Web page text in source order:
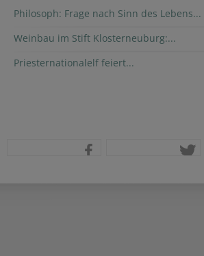
Philosoph: Frage nach Sinn des Lebens...
Weinbau im Stift Klosterneuburg:...
Priesternationalelf feiert...